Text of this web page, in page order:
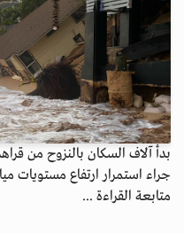
بدأ آلاف السكان بالنزوح من
جراء استمرار ارتفاع مستويات
متابعة القراءة ...